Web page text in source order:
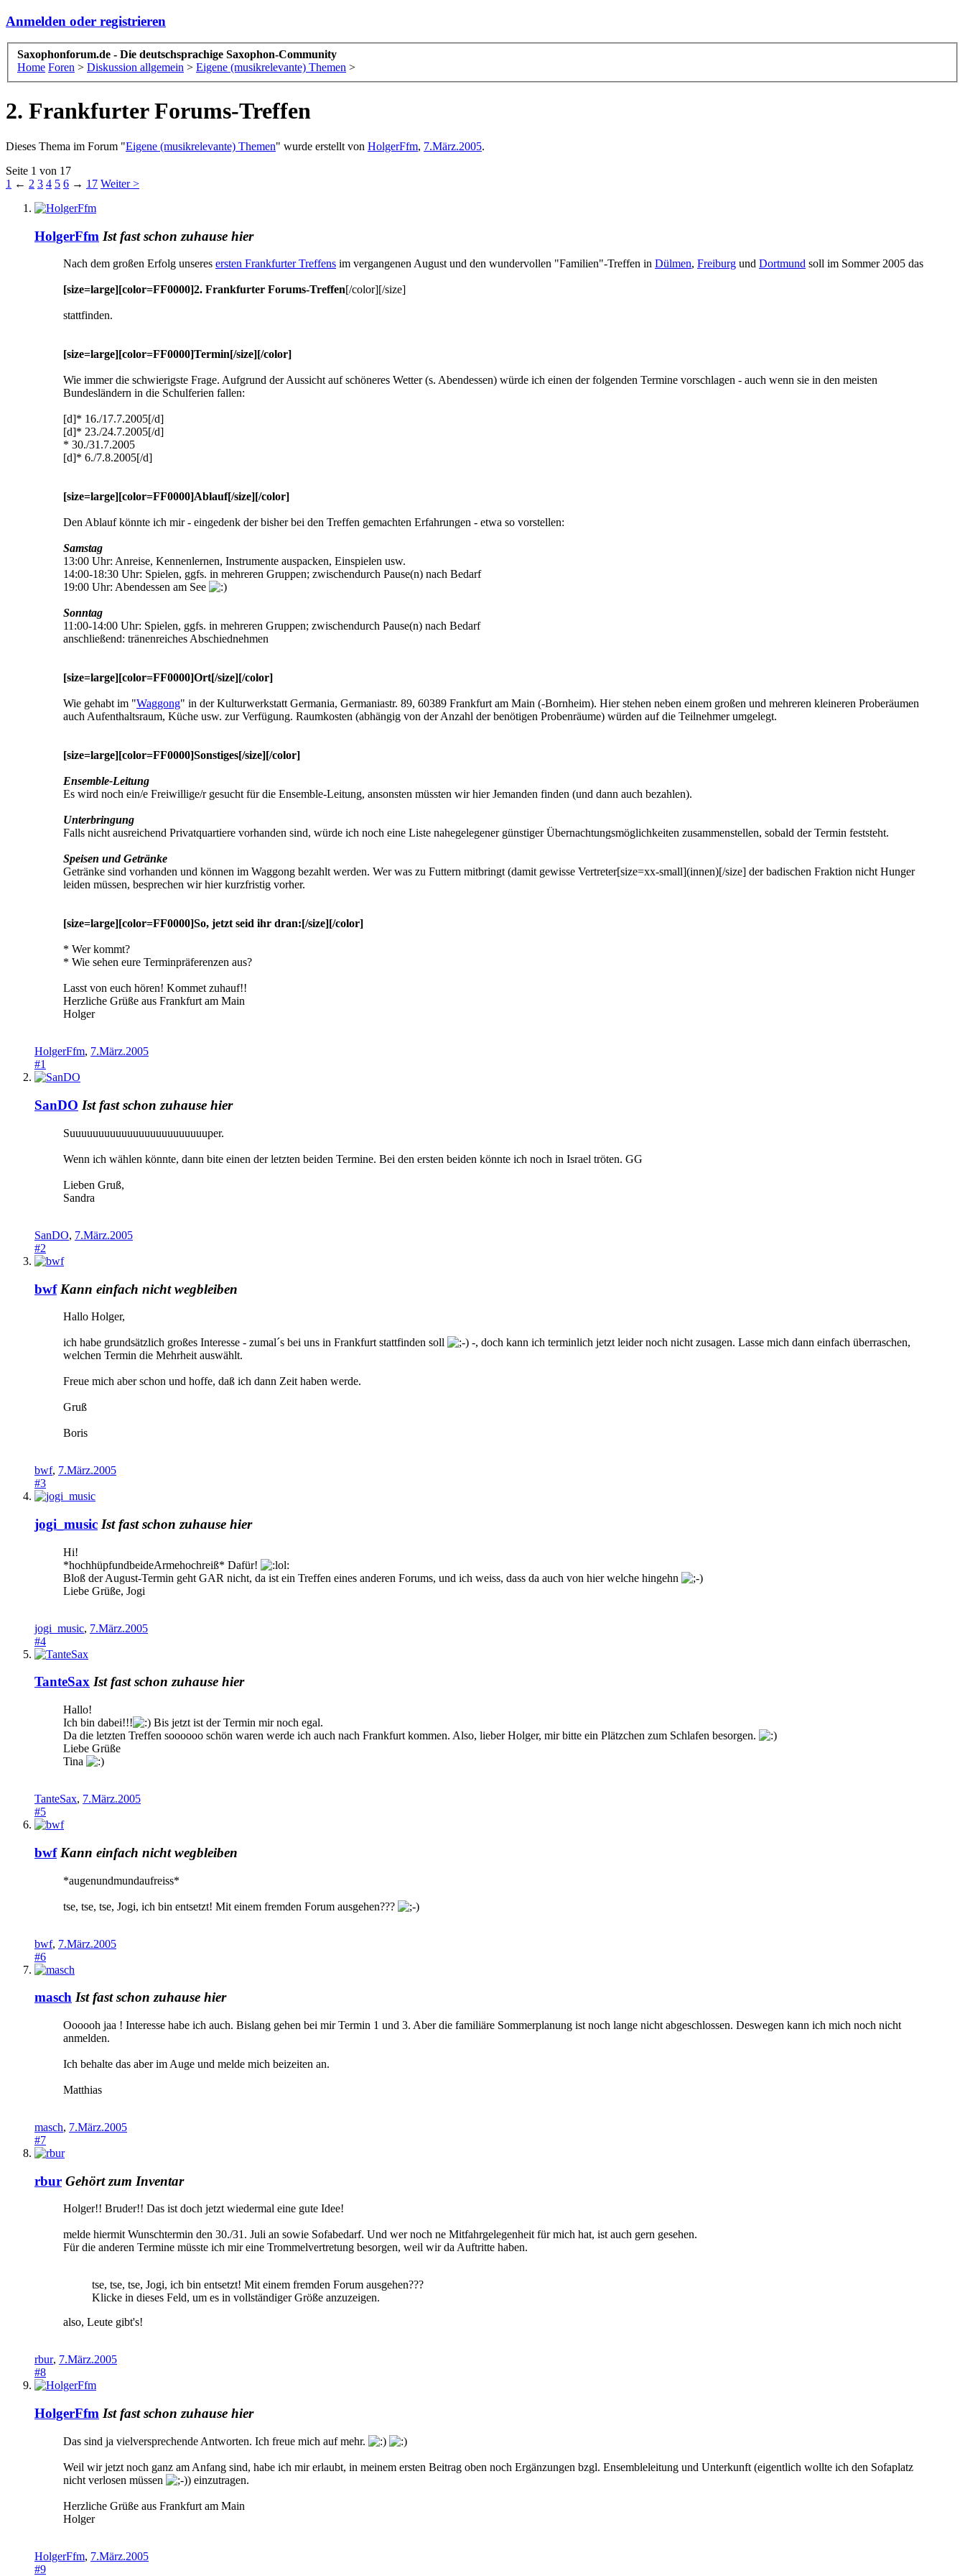
Anmelden oder registrieren
Saxophonforum.de - Die deutschsprachige Saxophon-Community
Home Foren > Diskussion allgemein > Eigene (musikrelevante) Themen >
2. Frankfurter Forums-Treffen
Dieses Thema im Forum "Eigene (musikrelevante) Themen" wurde erstellt von HolgerFfm, 7.März.2005.
Seite 1 von 17
1 ← 2 3 4 5 6 → 17 Weiter >
HolgerFfm Ist fast schon zuhause hier
Nach dem großen Erfolg unseres ersten Frankfurter Treffens im vergangenen August und den wundervollen "Familien"-Treffen in Dülmen, Freiburg und Dortmund soll im Sommer 2005 das
[size=large][color=FF0000]2. Frankfurter Forums-Treffen[/color][/size]
stattfinden.
[size=large][color=FF0000]Termin[/size][/color]
Wie immer die schwierigste Frage. Aufgrund der Aussicht auf schöneres Wetter (s. Abendessen) würde ich einen der folgenden Termine vorschlagen - auch wenn sie in den meisten
Bundesländern in die Schulferien fallen:
[d]* 16./17.7.2005[/d]
[d]* 23./24.7.2005[/d]
* 30./31.7.2005
[d]* 6./7.8.2005[/d]
[size=large][color=FF0000]Ablauf[/size][/color]
Den Ablauf könnte ich mir - eingedenk der bisher bei den Treffen gemachten Erfahrungen - etwa so vorstellen:
Samstag
13:00 Uhr: Anreise, Kennenlernen, Instrumente auspacken, Einspielen usw.
14:00-18:30 Uhr: Spielen, ggfs. in mehreren Gruppen; zwischendurch Pause(n) nach Bedarf
19:00 Uhr: Abendessen am See
Sonntag
11:00-14:00 Uhr: Spielen, ggfs. in mehreren Gruppen; zwischendurch Pause(n) nach Bedarf
anschließend: tränenreiches Abschiednehmen
[size=large][color=FF0000]Ort[/size][/color]
Wie gehabt im "Waggong" in der Kulturwerkstatt Germania, Germaniastr. 89, 60389 Frankfurt am Main (-Bornheim). Hier stehen neben einem großen und mehreren kleineren Proberäumen
auch Aufenthaltsraum, Küche usw. zur Verfügung. Raumkosten (abhängig von der Anzahl der benötigen Probenräume) würden auf die Teilnehmer umgelegt.
[size=large][color=FF0000]Sonstiges[/size][/color]
Ensemble-Leitung
Es wird noch ein/e Freiwillige/r gesucht für die Ensemble-Leitung, ansonsten müssten wir hier Jemanden finden (und dann auch bezahlen).
Unterbringung
Falls nicht ausreichend Privatquartiere vorhanden sind, würde ich noch eine Liste nahegelegener günstiger Übernachtungsmöglichkeiten zusammenstellen, sobald der Termin feststeht.
Speisen und Getränke
Getränke sind vorhanden und können im Waggong bezahlt werden. Wer was zu Futtern mitbringt (damit gewisse Vertreter[size=xx-small](innen)[/size] der badischen Fraktion nicht Hunger
leiden müssen, besprechen wir hier kurzfristig vorher.
[size=large][color=FF0000]So, jetzt seid ihr dran:[/size][/color]
* Wer kommt?
* Wie sehen eure Terminpräferenzen aus?
Lasst von euch hören! Kommet zuhauf!!
Herzliche Grüße aus Frankfurt am Main
Holger
HolgerFfm, 7.März.2005
#1
SanDO Ist fast schon zuhause hier
Suuuuuuuuuuuuuuuuuuuuuuuuper.
Wenn ich wählen könnte, dann bite einen der letzten beiden Termine. Bei den ersten beiden könnte ich noch in Israel tröten. GG
Lieben Gruß,
Sandra
SanDO, 7.März.2005
#2
bwf Kann einfach nicht wegbleiben
Hallo Holger,
ich habe grundsätzlich großes Interesse - zumal´s bei uns in Frankfurt stattfinden soll
-, doch kann ich terminlich jetzt leider noch nicht zusagen. Lasse mich dann einfach überraschen,
welchen Termin die Mehrheit auswählt.
Freue mich aber schon und hoffe, daß ich dann Zeit haben werde.
Gruß
Boris
bwf, 7.März.2005
#3
jogi_music Ist fast schon zuhause hier
Hi!
*hochhüpfundbeideArmehochreiß* Dafür!
Bloß der August-Termin geht GAR nicht, da ist ein Treffen eines anderen Forums, und ich weiss, dass da auch von hier welche hingehn
Liebe Grüße, Jogi
jogi_music, 7.März.2005
#4
TanteSax Ist fast schon zuhause hier
Hallo!
Ich bin dabei!!!
Bis jetzt ist der Termin mir noch egal.
Da die letzten Treffen soooooo schön waren werde ich auch nach Frankfurt kommen. Also, lieber Holger, mir bitte ein Plätzchen zum Schlafen besorgen.
Liebe Grüße
Tina
TanteSax, 7.März.2005
#5
bwf Kann einfach nicht wegbleiben
*augenundmundaufreiss*
tse, tse, tse, Jogi, ich bin entsetzt! Mit einem fremden Forum ausgehen???
bwf, 7.März.2005
#6
masch Ist fast schon zuhause hier
Oooooh jaa ! Interesse habe ich auch. Bislang gehen bei mir Termin 1 und 3. Aber die familiäre Sommerplanung ist noch lange nicht abgeschlossen. Deswegen kann ich mich noch nicht
anmelden.
Ich behalte das aber im Auge und melde mich beizeiten an.
Matthias
masch, 7.März.2005
#7
rbur Gehört zum Inventar
Holger!! Bruder!! Das ist doch jetzt wiedermal eine gute Idee!
melde hiermit Wunschtermin den 30./31. Juli an sowie Sofabedarf. Und wer noch ne Mitfahrgelegenheit für mich hat, ist auch gern gesehen.
Für die anderen Termine müsste ich mir eine Trommelvertretung besorgen, weil wir da Auftritte haben.
tse, tse, tse, Jogi, ich bin entsetzt! Mit einem fremden Forum ausgehen???
Klicke in dieses Feld, um es in vollständiger Größe anzuzeigen.
also, Leute gibt's!
rbur, 7.März.2005
#8
HolgerFfm Ist fast schon zuhause hier
Das sind ja vielversprechende Antworten. Ich freue mich auf mehr.
Weil wir jetzt noch ganz am Anfang sind, habe ich mir erlaubt, in meinem ersten Beitrag oben noch Ergänzungen bzgl. Ensembleleitung und Unterkunft (eigentlich wollte ich den Sofaplatz
nicht verlosen müssen
) einzutragen.
Herzliche Grüße aus Frankfurt am Main
Holger
HolgerFfm, 7.März.2005
#9